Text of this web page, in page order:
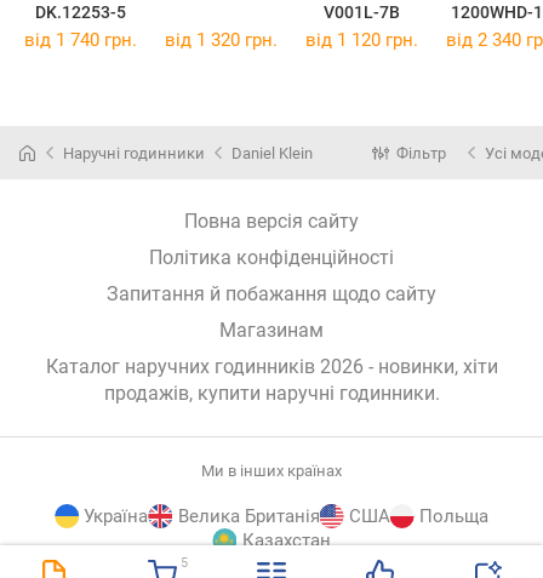
5
DK.12253-5
V001L-7B
1200WHD-
від 1 740 грн. від 1 320 грн. від 1 120 грн. від 2 340
Наручні годинники Daniel Klein Фільтр Усі
Повна версія сайту
Політика конфіденційності
Запитання й побажання щодо сайту
Магазинам
Каталог наручних годинників 2026 - новинки, хіти
продажів, купити наручні годинники.
Ми в інших країнах
Україна Велика Британія США
Польща
Казахстан